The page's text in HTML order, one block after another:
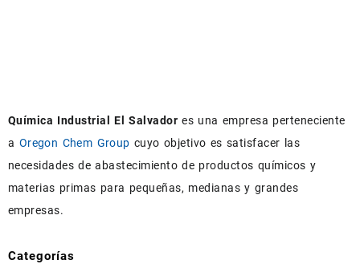
Química Industrial El Salvador es una empresa perteneciente
a Oregon Chem Group cuyo objetivo es satisfacer las
necesidades de abastecimiento de productos químicos y
materias primas para pequeñas, medianas y grandes
empresas.
Categorías